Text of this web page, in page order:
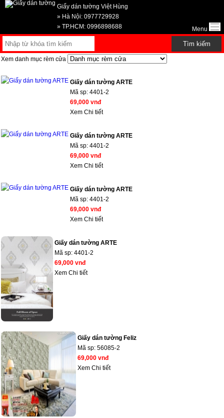
Giấy dán tường Việt Hùng
» Hà Nội: 0977729928
» TP.HCM: 0996898688
Menu
Xem danh mục rèm cửa
Giấy dán tường ARTE
Mã sp: 4401-2
69,000 vnđ
Xem Chi tiết
Giấy dán tường ARTE
Mã sp: 4401-2
69,000 vnđ
Xem Chi tiết
Giấy dán tường ARTE
Mã sp: 4401-2
69,000 vnđ
Xem Chi tiết
Giấy dán tường ARTE
Mã sp: 4401-2
69,000 vnđ
Xem Chi tiết
Giấy dán tường Feliz
Mã sp: 56085-2
69,000 vnđ
Xem Chi tiết